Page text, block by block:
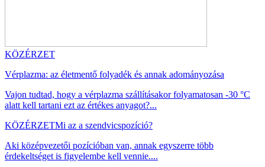
KÖZÉRZET
Vérplazma: az életmentő folyadék és annak adományozása
Vajon tudtad, hogy a vérplazma szállításakor folyamatosan -30 °C
alatt kell tartani ezt az értékes anyagot?...
KÖZÉRZETMi az a szendvicspozíció?
Aki középvezetői pozícióban van, annak egyszerre több
érdekeltséget is figyelembe kell vennie....